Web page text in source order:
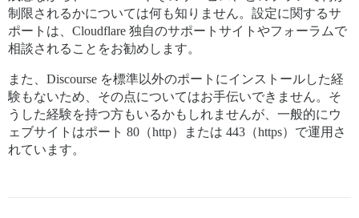
制限されるかについては何も知りません。設定に関するサ
ポートは、Cloudflare 独自のサポートサイトやフォーラムで
相談されることをお勧めします。
また、Discourse を標準以外のポートにインストールした経
験もないため、その点についてはお手伝いできません。そ
うした経験を持つ方もいるかもしれませんが、一般的にウ
ェブサイトはポート 80（http）または 443（https）で運用さ
れています。